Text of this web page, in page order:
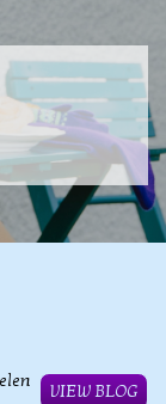
VIEW BLOG